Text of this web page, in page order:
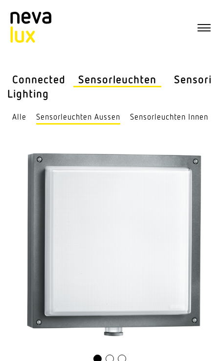
Connected
Lighting
Sensor­leuchten Sensorik
Alle Sensor­leuchten Aussen Sensor­leuchten Innen